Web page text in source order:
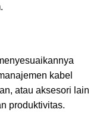
kabel
atau aksesori lain
produktivitas.